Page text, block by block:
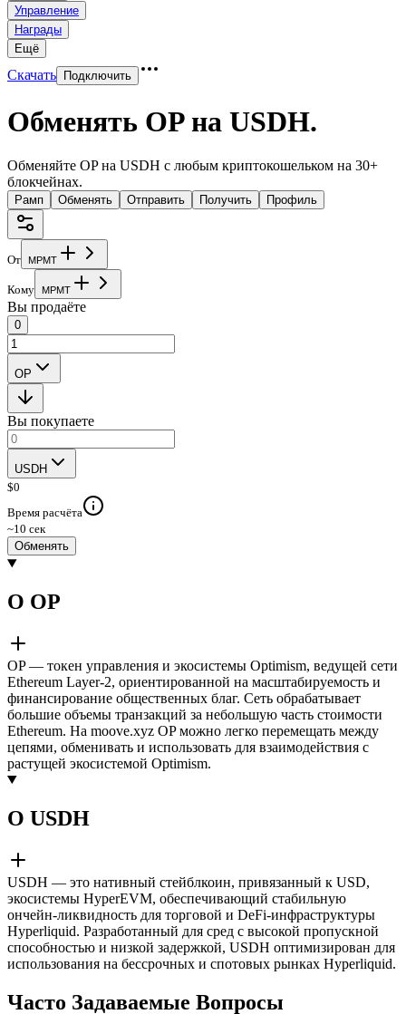
Управление
Награды
Ещё
Скачать Подключить
Обменять OP на USDH.
Обменяйте OP на USDH с любым криптокошельком на 30+
блокчейнах.
Рамп Обменять Отправить Получить Профиль
От MPMT
Кому MPMT
Вы продаёте
0
OP
Вы покупаете
USDH
$0
Время расчёта
~10 сек
Обменять
О OP
OP — токен управления и экосистемы Optimism, ведущей сети
Ethereum Layer-2, ориентированной на масштабируемость и
финансирование общественных благ. Сеть обрабатывает
большие объемы транзакций за небольшую часть стоимости
Ethereum. На moove.xyz OP можно легко перемещать между
цепями, обменивать и использовать для взаимодействия с
растущей экосистемой Optimism.
О USDH
USDH — это нативный стейблкоин, привязанный к USD,
экосистемы HyperEVM, обеспечивающий стабильную
ончейн-ликвидность для торговой и DeFi-инфраструктуры
Hyperliquid. Разработанный для сред с высокой пропускной
способностью и низкой задержкой, USDH оптимизирован для
использования на бессрочных и спотовых рынках Hyperliquid.
Часто Задаваемые Вопросы